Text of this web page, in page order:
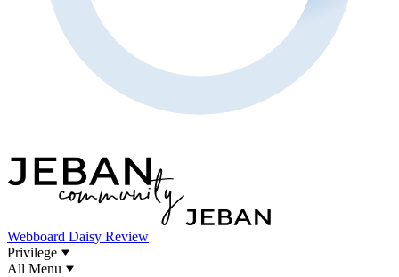
Webboard Daisy Review
Privilege
All Menu